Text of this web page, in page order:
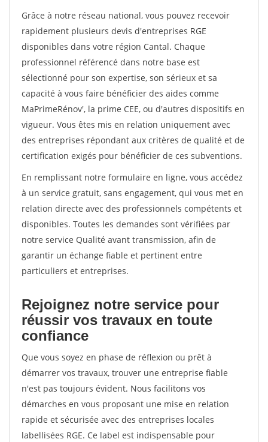
Grâce à notre réseau national, vous pouvez recevoir
rapidement plusieurs devis d'entreprises RGE
disponibles dans votre région Cantal. Chaque
professionnel référencé dans notre base est
sélectionné pour son expertise, son sérieux et sa
capacité à vous faire bénéficier des aides comme
MaPrimeRénov', la prime CEE, ou d'autres dispositifs en
vigueur. Vous êtes mis en relation uniquement avec
des entreprises répondant aux critères de qualité et de
certification exigés pour bénéficier de ces subventions.
En remplissant notre formulaire en ligne, vous accédez
à un service gratuit, sans engagement, qui vous met en
relation directe avec des professionnels compétents et
disponibles. Toutes les demandes sont vérifiées par
notre service Qualité avant transmission, afin de
garantir un échange fiable et pertinent entre
particuliers et entreprises.
Rejoignez notre service pour
réussir vos travaux en toute
confiance
Que vous soyez en phase de réflexion ou prêt à
démarrer vos travaux, trouver une entreprise fiable
n'est pas toujours évident. Nous facilitons vos
démarches en vous proposant une mise en relation
rapide et sécurisée avec des entreprises locales
labellisées RGE. Ce label est indispensable pour